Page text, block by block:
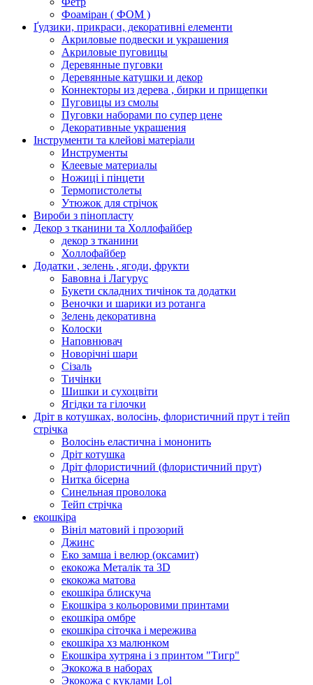
Фоаміран ( ФОМ )
Ґудзики, прикраси, декоративні елементи
Акриловые подвески и украшения
Акриловые пуговицы
Деревянные пуговки
Деревянные катушки и декор
Коннекторы из дерева , бирки и прищепки
Пуговицы из смолы
Пуговки наборами по супер цене
Декоративные украшения
Інструменти та клейові матеріали
Инструменты
Клеевые материалы
Ножиці і пінцети
Термопистолеты
Утюжок для стрічок
Вироби з пінопласту
Декор з тканини та Холлофайбер
декор з тканини
Холлофайбер
Додатки , зелень , ягоди, фрукти
Бавовна і Лагурус
Букети складних тичінок та додатки
Веночки и шарики из ротанга
Зелень декоративна
Колоски
Наповнювач
Новорічні шари
Сізаль
Тичінки
Шишки и сухоцвіти
Ягідки та гілочки
Дріт в котушках, волосінь, флористичний прут і тейп
стрічка
Волосінь еластична і мононить
Дріт котушка
Дріт флористичний (флористичний прут)
Нитка бісерна
Синельная проволока
Тейп стрічка
екошкіра
Вініл матовий і прозорий
Джинс
Еко замша і велюр (оксамит)
екокожа Металік та 3D
екокожа матова
екошкіра блискуча
Екошкіра з кольоровими принтами
екошкіра омбре
екошкіра сіточка і мережива
екошкіра хз малюнком
Екошкіра хутряна і з принтом "Тигр"
Экокожа в наборах
Экокожа с куклами Lol